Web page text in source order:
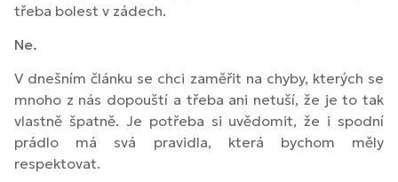
třeba bolest v zádech.
Ne.
V dnešním článku se chci zaměřit na chyby, kterých se
mnoho z nás dopouští a třeba ani netuší, že je to tak
vlastně špatně. Je potřeba si uvědomit, že i spodní
prádlo má svá pravidla, která bychom měly
respektovat.